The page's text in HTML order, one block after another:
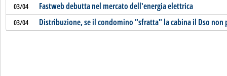
03/04 Fastweb debutta nel mercato dell'energia elettrica
03/04 Distribuzione, se il condomino "sfratta" la cabina il Dso non